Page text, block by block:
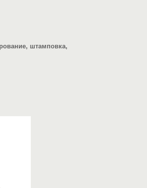
штамповка,